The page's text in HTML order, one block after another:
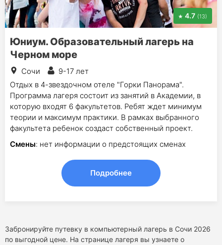
4.7 (13)
Юниум. Образовательный лагерь на
Черном море
Сочи
9-17 лет
Отдых в 4-звездочном отеле "Горки Панорама".
Программа лагеря состоит из занятий в Академии, в
которую входят 6 факультетов. Ребят ждет минимум
теории и максимум практики. В рамках выбранного
факультета ребенок создаст собственный проект.
Смены: нет информации о предстоящих сменах
Подробнее
Забронируйте путевку в компьютерный лагерь в Сочи 2026
по выгодной цене. На странице лагеря вы узнаете о